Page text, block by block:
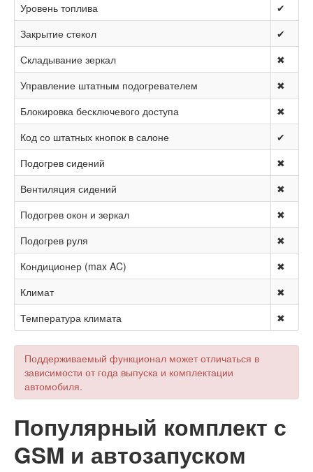
Уровень топлива
✔
Закрытие стекол
✔
Складывание зеркал
✖
Управление штатным подогревателем
✖
Блокировка бесключевого доступа
✖
Код со штатных кнопок в салоне
✔
Подогрев сидений
✖
Вентиляция сидений
✖
Подогрев окон и зеркал
✖
Подогрев руля
✖
Кондиционер (max AC)
✖
Климат
✖
Температура климата
✖
Поддерживаемый функционал может отличаться в
зависимости от года выпуска и комплектации
автомобиля.
Популярный комплект с
GSM и автозапуском